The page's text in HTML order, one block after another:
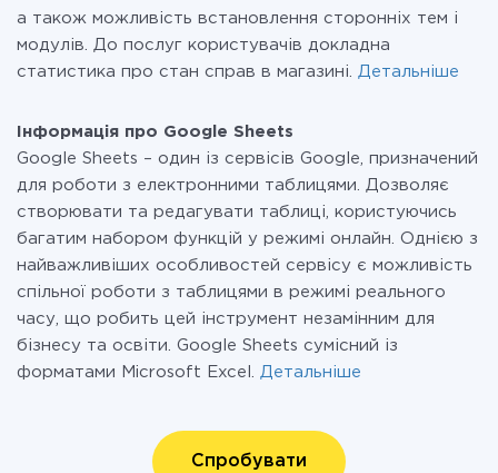
а також можливість встановлення сторонніх тем і
модулів. До послуг користувачів докладна
статистика про стан справ в магазині. Детальніше
Інформація про Google Sheets
Google Sheets – один із сервісів Google, призначений
для роботи з електронними таблицями. Дозволяє
створювати та редагувати таблиці, користуючись
багатим набором функцій у режимі онлайн. Однією з
найважливіших особливостей сервісу є можливість
спільної роботи з таблицями в режимі реального
часу, що робить цей інструмент незамінним для
бізнесу та освіти. Google Sheets сумісний із
форматами Microsoft Excel. Детальніше
Спробувати